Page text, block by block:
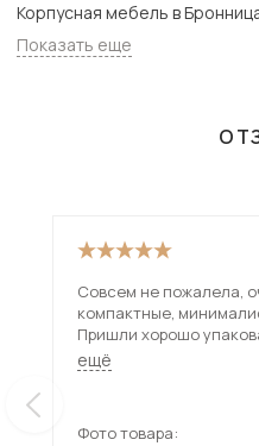
Корпусная мебель в
ассортимент товаров с
включая Бронницы. Всего товаров в категории «Корпусная
Показать еще
Совсем не пожалела,
компактные,
Пришли хорошо
Цвет понравился, не
молочный. Фурнитура
ещё
Фото товара: